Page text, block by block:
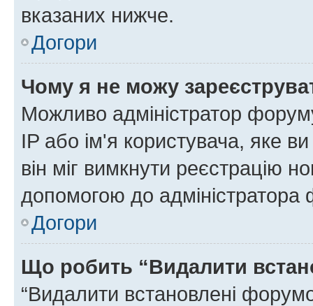
вказаних нижче.
Догори
Чому я не можу
Можливо адміністратор
IP або ім'я користувача, яке
він міг вимкнути реєстрацію
допомогою до адміністратора
Догори
Що робить “Видалити
“Видалити встановлені